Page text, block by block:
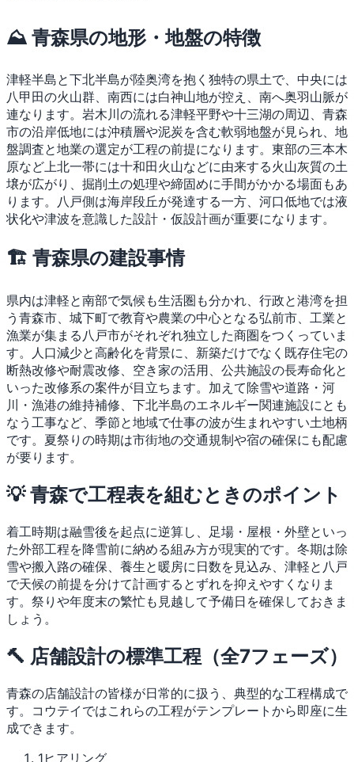
⛰ 青森県の地形・地盤の特徴
津軽半島と下北半島が陸奥湾を抱く独特の県土で、中央には
八甲田の火山群、南西には白神山地が控え、南へ奥羽山脈が
連なります。岩木川の流れる津軽平野や十三湖の周辺、青森
市の沿岸低地には沖積層や泥炭を含む軟弱地盤が見られ、地
盤調査と地業の選定が工程の前提になります。東部の三本木
原など上北一帯には十和田火山などに由来する火山灰質の土
壌が広がり、掘削土の処理や締固めに手間がかかる場面もあ
ります。八戸側は海岸段丘が発達する一方、河口低地では液
状化や津波を意識した設計・仮設計画が重要になります。
🏗 青森県の建設事情
県内は津軽と南部で気候も生活圏も分かれ、行政と港湾を担
う青森市、城下町で教育や農業の中心となる弘前市、工業と
漁業が集まる八戸市がそれぞれ独立した商圏をつくっていま
す。人口減少と高齢化を背景に、新築だけでなく既存住宅の
断熱改修や耐震改修、空き家の活用、公共施設の長寿命化と
いった改修系の案件が目立ちます。加えて除雪や道路・河
川・漁港の維持補修、下北半島のエネルギー関連施設にとも
なう工事など、季節と地域で仕事の波が生まれやすい土地柄
です。夏祭りの時期は市街地の交通規制や宿の確保にも配慮
が要ります。
💡 青森で工程表を組むときのポイント
着工時期は融雪後を起点に逆算し、足場・屋根・外壁といっ
た外部工程を降雪前に納める組み方が現実的です。冬期は除
雪や搬入路の確保、養生と暖房に日数を見込み、津軽と八戸
で天候の前提を分けて計画するとずれを抑えやすくなりま
す。祭りや年度末の繁忙も見越して予備日を確保しておきま
しょう。
🔨 店舗設計の標準工程（全7フェーズ）
青森の店舗設計の皆様が日常的に扱う、典型的な工程構成で
す。コウテイではこれらの工程がテンプレートから即座に生
成できます。
1 ヒアリング